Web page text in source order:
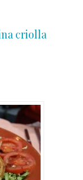
criolla